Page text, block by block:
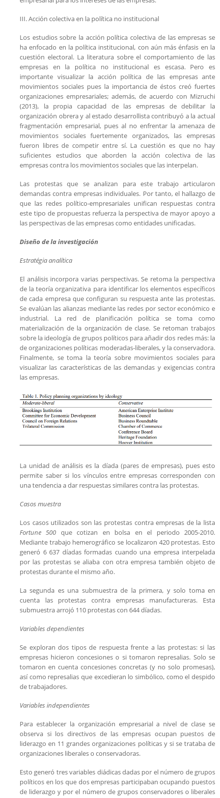
III. Acción colectiva en la política no institucional
Los estudios sobre la acción política colectiva de las empresas se
ha enfocado en la política institucional, con aún más énfasis en la
cuestión electoral. La literatura sobre el comportamiento de las
empresas en la política no institucional es escasa. Pero es
importante visualizar la acción política de las empresas ante
movimientos sociales pues la importancia de éstos creó fuertes
organizaciones empresariales; además, de acuerdo con Mizruchi
(2013), la propia capacidad de las empresas de debilitar la
organización obrera y al estado desarrollista contribuyó a la actual
fragmentación empresarial, pues al no enfrentar la amenaza de
movimientos sociales fuertemente organizados, las empresas
fueron libres de competir entre sí. La cuestión es que no hay
suficientes estudios que aborden la acción colectiva de las
empresas contra los movimientos sociales que las interpelan.
Las protestas que se analizan para este trabajo articularon
demandas contra empresas individuales. Por tanto, el hallazgo de
que las redes político-empresariales unifican respuestas contra
este tipo de propuestas refuerza la perspectiva de mayor apoyo a
las perspectivas de las empresas como entidades unificadas.
Diseño de la investigación
Estratégia analítica
El análisis incorpora varias perspectivas. Se retoma la perspectiva
de la teoría organizativa para identificar los elementos específicos
de cada empresa que configuran su respuesta ante las protestas.
Se evalúan las alianzas mediante las redes por sector económico e
industrial. La red de planificación política se toma como
materialización de la organización de clase. Se retoman trabajos
sobre la ideología de grupos políticos para añadir dos redes más: la
de organizaciones políticas moderadas-liberales, y la conservadora.
Finalmente, se toma la teoría sobre movimientos sociales para
visualizar las características de las demandas y exigencias contra
las empresas.
La unidad de análisis es la díada (pares de empresas), pues esto
permite saber si los vínculos entre empresas corresponden con
una tendencia a dar respuestas similares contra las protestas.
Casos muestra
Los casos utilizados son las protestas contra empresas de la lista
Fortune 500 que cotizan en bolsa en el periodo 2005-2010.
Mediante trabajo hemerográfico se localizaron 420 protestas. Esto
generó 6 637 díadas formadas cuando una empresa interpelada
por las protestas se aliaba con otra empresa también objeto de
protestas durante el mismo año.
La segunda es una submuestra de la primera, y solo toma en
cuenta las protestas contra empresas manufactureras. Esta
submuestra arrojó 110 protestas con 644 díadas.
Variables dependientes
Se exploran dos tipos de respuesta frente a las protestas: si las
empresas hicieron concesiones o si tomaron represalias. Solo se
tomaron en cuenta concesiones concretas (y no solo promesas),
así como represalias que excedieran lo simbólico, como el despido
de trabajadores.
Variables independientes
Para establecer la organización empresarial a nivel de clase se
observa si los directivos de las empresas ocupan puestos de
liderazgo en 11 grandes organizaciones políticas y si se trataba de
organizaciones liberales o conservadoras.
Esto generó tres variables diádicas dadas por el número de grupos
políticos en los que dos empresas participaban ocupando puestos
de liderazgo y por el número de grupos conservadores o liberales